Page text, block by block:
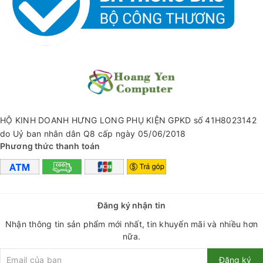
HỘ KINH DOANH HƯNG LONG PHỤ KIỆN GPKD số 41H8023142
do Uỷ ban nhân dân Q8 cấp ngày 05/06/2018
Phương thức thanh toán
Đăng ký nhận tin
Nhận thông tin sản phẩm mới nhất, tin khuyến mãi và nhiều hơn
nữa.
Đăng ký